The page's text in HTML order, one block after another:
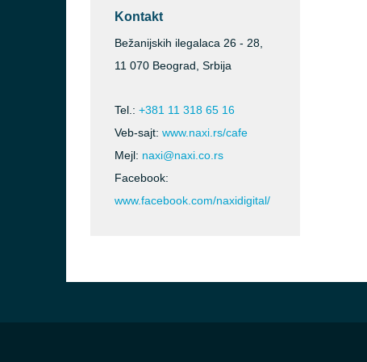
Kontakt
Bežanijskih ilegalaca 26 - 28,
11 070 Beograd, Srbija
Tel.: +381 11 318 65 16
Veb-sajt: www.naxi.rs/cafe
Mejl: naxi@naxi.co.rs
Facebook:
www.facebook.com/naxidigital/